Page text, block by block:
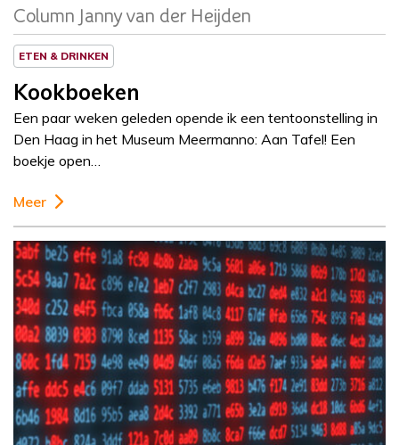
Column Janny van der Heijden
ETEN & DRINKEN
Kookboeken
Een paar weken geleden opende ik een tentoonstelling in
Den Haag in het Museum Meermanno: Aan Tafel! Een
boekje open…
Meer
Column
Rogier de Haan